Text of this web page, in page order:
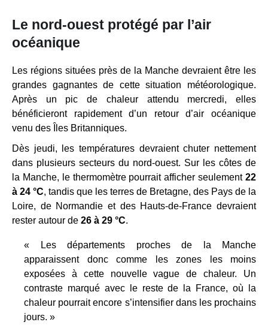
Le nord-ouest protégé par l’air
océanique
Les régions situées près de la Manche devraient être les
grandes gagnantes de cette situation météorologique.
Après un pic de chaleur attendu mercredi, elles
bénéficieront rapidement d’un retour d’air océanique
venu des Îles Britanniques.
Dès jeudi, les températures devraient chuter nettement
dans plusieurs secteurs du nord-ouest. Sur les côtes de
la Manche, le thermomètre pourrait afficher seulement 22
à 24 °C, tandis que les terres de Bretagne, des Pays de la
Loire, de Normandie et des Hauts-de-France devraient
rester autour de 26 à 29 °C.
« Les départements proches de la Manche
apparaissent donc comme les zones les moins
exposées à cette nouvelle vague de chaleur. Un
contraste marqué avec le reste de la France, où la
chaleur pourrait encore s’intensifier dans les prochains
jours. »